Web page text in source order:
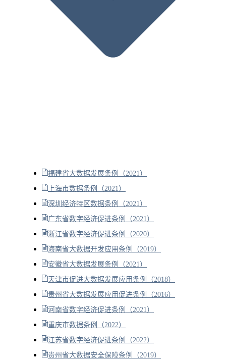
福建省大数据发展条例（2021）
上海市数据条例（2021）
深圳经济特区数据条例（2021）
广东省数字经济促进条例（2021）
浙江省数字经济促进条例（2020）
海南省大数据开发应用条例（2019）
安徽省大数据发展条例（2021）
天津市促进大数据发展应用条例（2018）
贵州省大数据发展应用促进条例（2016）
河南省数字经济促进条例（2021）
重庆市数据条例（2022）
江苏省数字经济促进条例（2022）
贵州省大数据安全保障条例（2019）